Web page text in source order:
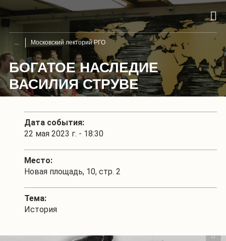
Московский лекторий РГО
БОГАТОЕ НАСЛЕДИЕ
ВАСИЛИЯ СТРУВЕ
Дата события:
22 мая 2023 г. - 18:30
Место:
Новая площадь, 10, стр. 2
Тема:
История